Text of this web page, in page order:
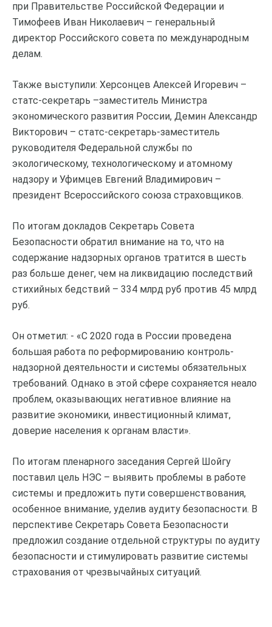
при Правительстве Российской Федерации и
Тимофеев Иван Николаевич – генеральный
директор Российского совета по международным
делам.
Также выступили: Херсонцев Алексей Игоревич –
статс-секретарь –заместитель Министра
экономического развития России, Демин Александр
Викторович – статс-секретарь-заместитель
руководителя Федеральной службы по
экологическому, технологическому и атомному
надзору и Уфимцев Евгений Владимирович –
президент Всероссийского союза страховщиков.
По итогам докладов Секретарь Совета
Безопасности обратил внимание на то, что на
содержание надзорных органов тратится в шесть
раз больше денег, чем на ликвидацию последствий
стихийных бедствий – 334 млрд руб против 45 млрд
руб.
Он отметил: - «С 2020 года в России проведена
большая работа по реформированию контроль-
надзорной деятельности и системы обязательных
требований. Однако в этой сфере сохраняется неало
проблем, оказывающих негативное влияние на
развитие экономики, инвестиционный климат,
доверие населения к органам власти».
По итогам пленарного заседания Сергей Шойгу
поставил цель НЭС – выявить проблемы в работе
системы и предложить пути совершенствования,
особенное внимание, уделив аудиту безопасности. В
перспективе Секретарь Совета Безопасности
предложил создание отдельной структуры по аудиту
безопасности и стимулировать развитие системы
страхования от чрезвычайных ситуаций.